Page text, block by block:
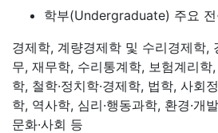
학부(Undergraduate) 주요
경제학, 계량경제학 및 수리경제학,
무, 재무학, 수리통계학, 보험계리학
학, 철학·정치학·경제학, 법학, 사회
학, 역사학, 심리·행동과학, 환경·개
문화·사회 등